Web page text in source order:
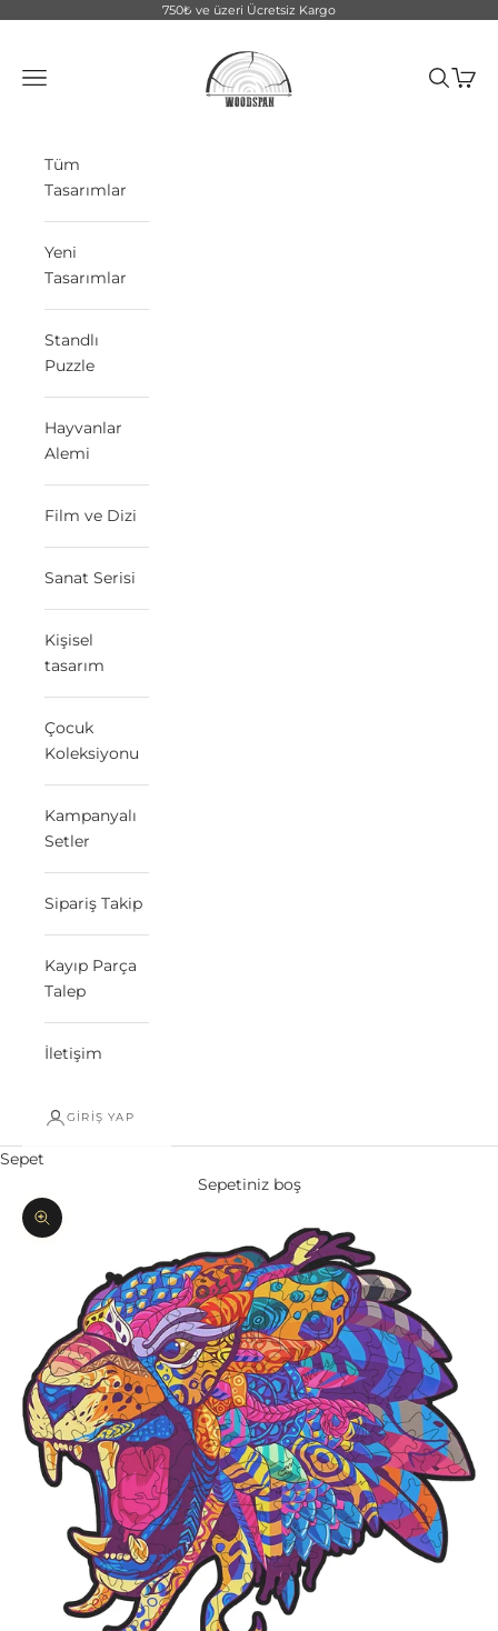
750₺ ve üzeri Ücretsiz Kargo
WoodSpan
Menü
Ara Sepet
Tüm
Tasarımlar
Yeni
Tasarımlar
Standlı
Puzzle
Hayvanlar
Alemi
Film ve Dizi
Sanat Serisi
Kişisel
tasarım
Çocuk
Koleksiyonu
Kampanyalı
Setler
Sipariş Takip
Kayıp Parça
Talep
İletişim
GIRIŞ YAP
Sepet
Sepetiniz boş
Yakınlaştır